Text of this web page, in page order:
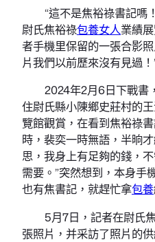
“這不是焦裕祿書記嗎
尉氏焦裕祿包養女人業績
者手機里保留的一張合影
片我們以前歷來沒有見過！
2024年2月6日下戰書
住尉氏縣小陳鄉史莊村的
覽館觀賞，在看到焦裕祿
時，裴奕一時無語，半晌
思，我身上有足夠的錢，
需要。”突然想到，本身手
也有焦書記，就趕忙拿包養
5月7日，記者在尉氏
張照片，并采訪了照片的